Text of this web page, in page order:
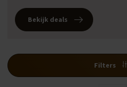
Bekijk deals
Filters